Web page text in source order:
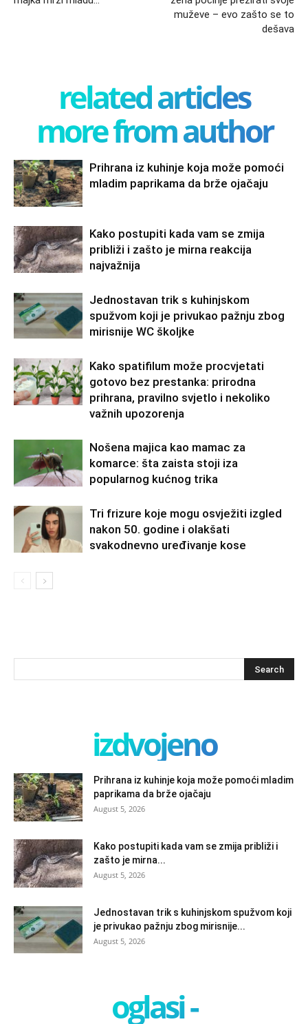
muževe – evo zašto se to
dešava
related articles
more from author
Prihrana iz kuhinje koja može pomoći
mladim paprikama da brže ojačaju
Kako postupiti kada vam se zmija
približi i zašto je mirna reakcija
najvažnija
Jednostavan trik s kuhinjskom
spužvom koji je privukao pažnju zbog
mirisnije WC školjke
Kako spatifilum može procvjetati
gotovo bez prestanka: prirodna
prihrana, pravilno svjetlo i nekoliko
važnih upozorenja
Nošena majica kao mamac za
komarce: šta zaista stoji iza
popularnog kućnog trika
Tri frizure koje mogu osvježiti izgled
nakon 50. godine i olakšati
svakodnevno uređivanje kose
izdvojeno
Prihrana iz kuhinje koja može pomoći mladim
paprikama da brže ojačaju
August 5, 2026
Kako postupiti kada vam se zmija približi i
zašto je mirna...
August 5, 2026
Jednostavan trik s kuhinjskom spužvom koji
je privukao pažnju zbog mirisnije...
August 5, 2026
oglasi -